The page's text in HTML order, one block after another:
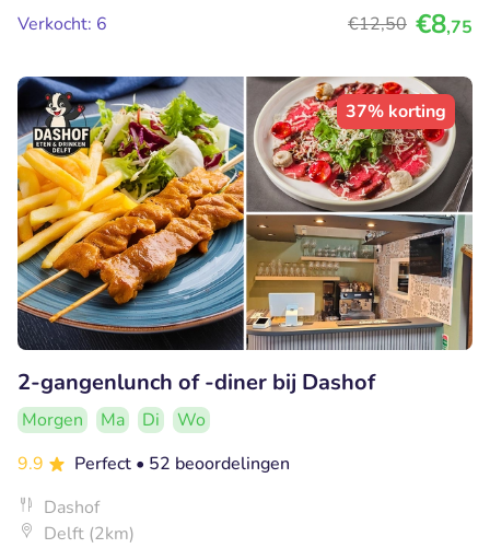
Verkocht: 6
€12,50 €8,75
37% korting
2-gangenlunch of -diner bij Dashof
Morgen Ma Di
Wo
9.9
Perfect • 52 beoordelingen
Dashof
Delft (2km)